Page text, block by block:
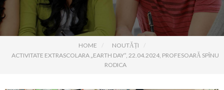
HOME
NOUTĂȚI
ACTIVITATE EXTRASCOLARA „EARTH DAY”, 22.04.2024, PROFESOARĂ SPÎNU
RODICA